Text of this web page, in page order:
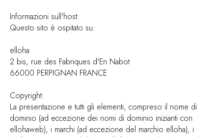
Informazioni sull'host:
Questo sito è ospitato su:
elloha
2 bis, rue des Fabriques d'En Nabot
66000 PERPIGNAN FRANCE
Copyright:
La presentazione e tutti gli elementi, compreso il nome di
dominio (ad eccezione dei nomi di dominio inizianti con
ellohaweb), i marchi (ad eccezione del marchio elloha), i